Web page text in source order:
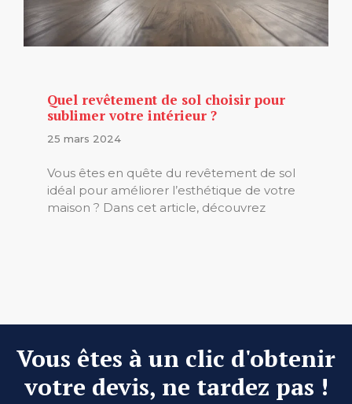
Quel revêtement de sol choisir pour
sublimer votre intérieur ?
25 mars 2024
Vous êtes en quête du revêtement de sol
idéal pour améliorer l’esthétique de votre
maison ? Dans cet article, découvrez
Vous êtes à un clic d'obtenir
votre devis, ne tardez pas !